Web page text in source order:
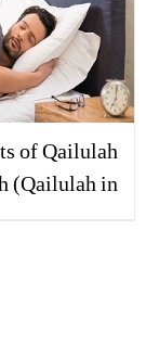
of Qailulah
(Qailulah in